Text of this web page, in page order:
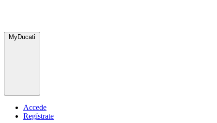
MyDucati
Accede
Regístrate